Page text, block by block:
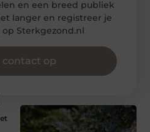
en een breed publiek
langer en registreer je
Sterkgezond.nl
contact op